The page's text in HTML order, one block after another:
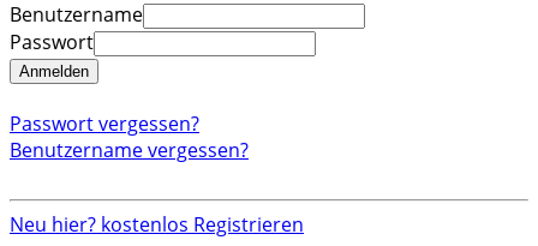
Benutzername
Passwort
Anmelden
Passwort vergessen?
Benutzername vergessen?
Neu hier? kostenlos Registrieren